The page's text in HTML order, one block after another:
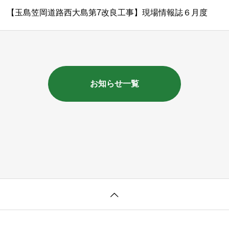
【玉島笠岡道路西大島第7改良工事】現場情報誌６月度
お知らせ一覧